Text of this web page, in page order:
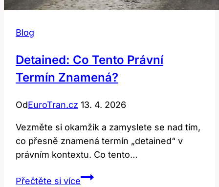
Blog
Detained: Co Tento Právní
Termín Znamená?
OdEuroTran.cz 13. 4. 2026
Vezměte si okamžik a zamyslete se nad tím,
co přesně znamená termín „detained“ v
právním kontextu. Co tento…
Přečtěte si víceDetained: